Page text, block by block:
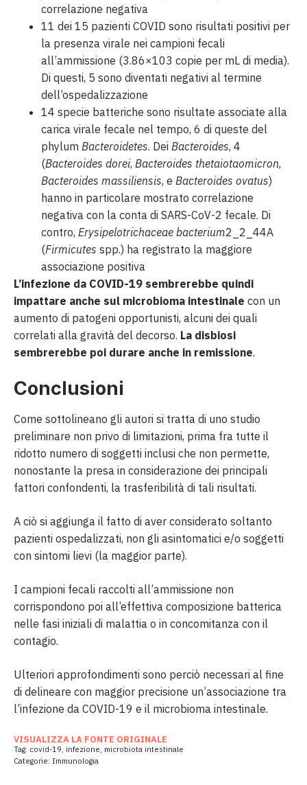
correlazione negativa
11 dei 15 pazienti COVID sono risultati positivi per
la presenza virale nei campioni fecali
all’ammissione (3.86×103 copie per mL di media).
Di questi, 5 sono diventati negativi al termine
dell’ospedalizzazione
14 specie batteriche sono risultate associate alla
carica virale fecale nel tempo, 6 di queste del
phylum Bacteroidetes. Dei Bacteroides, 4
(Bacteroides dorei, Bacteroides thetaiotaomicron,
Bacteroides massiliensis, e Bacteroides ovatus)
hanno in particolare mostrato correlazione
negativa con la conta di SARS-CoV-2 fecale. Di
contro, Erysipelotrichaceae bacterium2_2_44A
(Firmicutes spp.) ha registrato la maggiore
associazione positiva
L’infezione da COVID-19 sembrerebbe quindi
impattare anche sul microbioma intestinale con un
aumento di patogeni opportunisti, alcuni dei quali
correlati alla gravità del decorso. La disbiosi
sembrerebbe poi durare anche in remissione.
Conclusioni
Come sottolineano gli autori si tratta di uno studio
preliminare non privo di limitazioni, prima fra tutte il
ridotto numero di soggetti inclusi che non permette,
nonostante la presa in considerazione dei principali
fattori confondenti, la trasferibilità di tali risultati.
A ciò si aggiunga il fatto di aver considerato soltanto
pazienti ospedalizzati, non gli asintomatici e/o soggetti
con sintomi lievi (la maggior parte).
I campioni fecali raccolti all’ammissione non
corrispondono poi all’effettiva composizione batterica
nelle fasi iniziali di malattia o in concomitanza con il
contagio.
Ulteriori approfondimenti sono perciò necessari al fine
di delineare con maggior precisione un’associazione tra
l’infezione da COVID-19 e il microbioma intestinale.
VISUALIZZA LA FONTE ORIGINALE
Tag: covid-19, infezione, microbiota intestinale
Categorie: Immunologia